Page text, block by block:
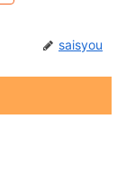
saisyou